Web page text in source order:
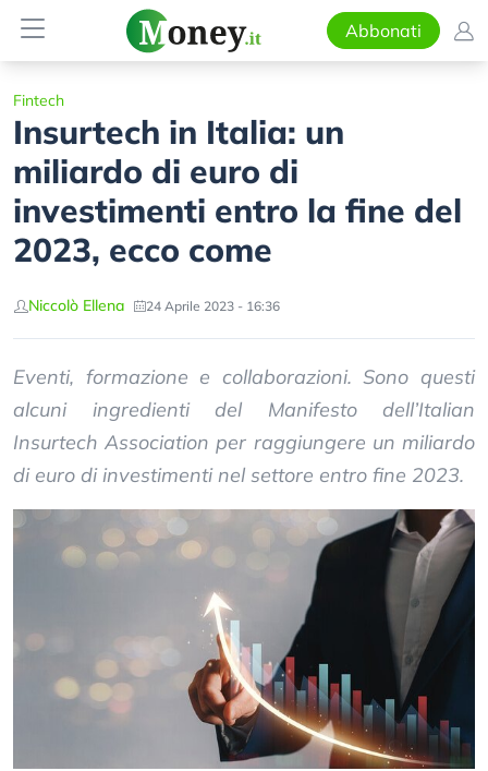
Abbonati
Fintech
Insurtech in Italia: un
miliardo di euro di
investimenti entro la fine del
2023, ecco come
Niccolò Ellena 24 Aprile 2023 - 16:36
Eventi, formazione e collaborazioni. Sono questi
alcuni ingredienti del Manifesto dell’Italian
Insurtech Association per raggiungere un miliardo
di euro di investimenti nel settore entro fine 2023.